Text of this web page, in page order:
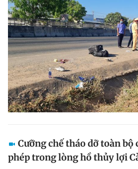
Theo dõi báo trên
Hotline
0906 645 777
Liên hệ
0908
Đặt báo Quảng cáo RSS Tòa
Phó tổng biên tập: Lâm Hiếu Dũng
Phó tổng biên tập: Trần Việt Hưng
Tổng thư ký tòa soạn: Đức Trung
Cưỡng chế tháo dỡ toàn
phép trong lòng hồ thủy lợi